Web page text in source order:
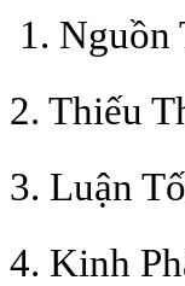
1. Nguồn
2. Thiếu
3. Luận
4. Kinh